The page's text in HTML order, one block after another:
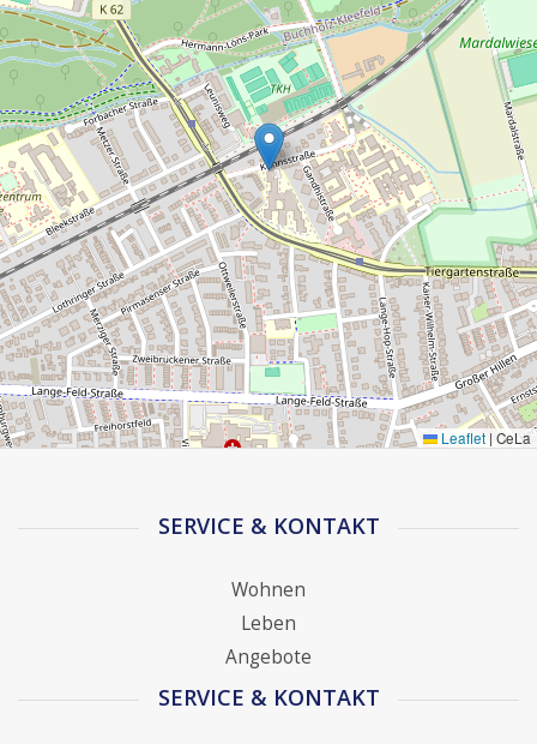
Leaflet | CeLa
SERVICE & KONTAKT
Wohnen
Leben
Angebote
SERVICE & KONTAKT